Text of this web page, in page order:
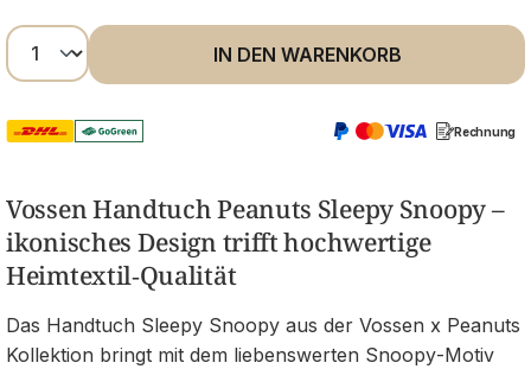
Produkt Anzahl: Gib den gewünschten
IN DEN WARENKORB
Rechnung
Vossen Handtuch Peanuts Sleepy Snoopy –
ikonisches Design trifft hochwertige
Heimtextil‑Qualität
Das Handtuch Sleepy Snoopy aus der Vossen x Peanuts
Kollektion bringt mit dem liebenswerten Snoopy‑Motiv